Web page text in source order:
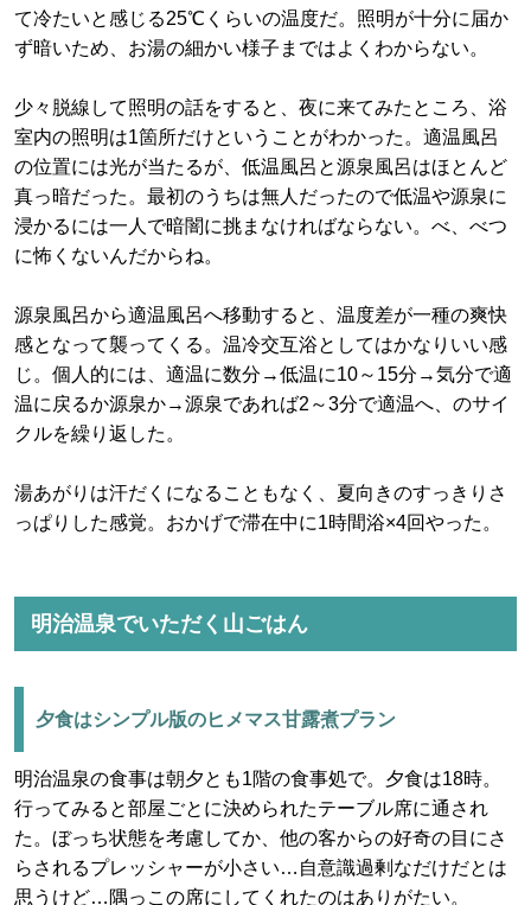
て冷たいと感じる25℃くらいの温度だ。照明が十分に届か
ず暗いため、お湯の細かい様子まではよくわからない。
少々脱線して照明の話をすると、夜に来てみたところ、浴
室内の照明は1箇所だけということがわかった。適温風呂
の位置には光が当たるが、低温風呂と源泉風呂はほとんど
真っ暗だった。最初のうちは無人だったので低温や源泉に
浸かるには一人で暗闇に挑まなければならない。べ、べつ
に怖くないんだからね。
源泉風呂から適温風呂へ移動すると、温度差が一種の爽快
感となって襲ってくる。温冷交互浴としてはかなりいい感
じ。個人的には、適温に数分→低温に10～15分→気分で適
温に戻るか源泉か→源泉であれば2～3分で適温へ、のサイ
クルを繰り返した。
湯あがりは汗だくになることもなく、夏向きのすっきりさ
っぱりした感覚。おかげで滞在中に1時間浴×4回やった。
明治温泉でいただく山ごはん
夕食はシンプル版のヒメマス甘露煮プラン
明治温泉の食事は朝夕とも1階の食事処で。夕食は18時。
行ってみると部屋ごとに決められたテーブル席に通され
た。ぼっち状態を考慮してか、他の客からの好奇の目にさ
らされるプレッシャーが小さい…自意識過剰なだけだとは
思うけど…隅っこの席にしてくれたのはありがたい。